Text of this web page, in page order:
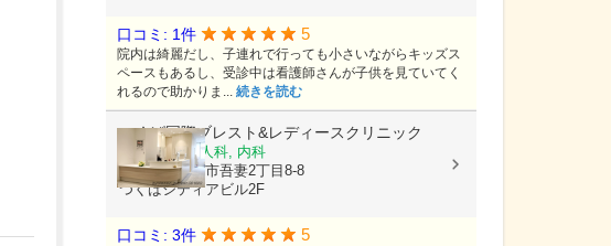
口コミ: 1件 5
院内は綺麗だし、子連れで行っても小さいながらキッズス
ペースもあるし、受診中は看護師さんが子供を見ていてく
れるので助かりま... 続きを読む
つくば国際ブレスト&レディースクリニック
乳腺外科, 婦人科, 内科
茨城県つくば市吾妻2丁目8-8
つくばシティアビル2F
口コミ: 3件 5